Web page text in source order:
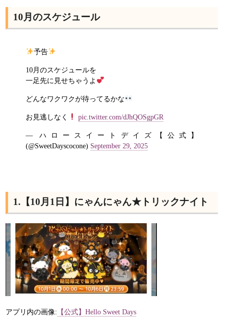
10月のスケジュール
予告
10月のスケジュールを
一足先に見せちゃうよ
どんなワクワクが待ってるかな
お見逃しなく pic.twitter.com/dJhQOSgpGR
— ハロースイートデイズ【公式】
(@SweetDayscocone) September 29, 2025
1.【10月1日】にゃんにゃん★トリックナイト
アプリ内の画像: 【公式】Hello Sweet Days